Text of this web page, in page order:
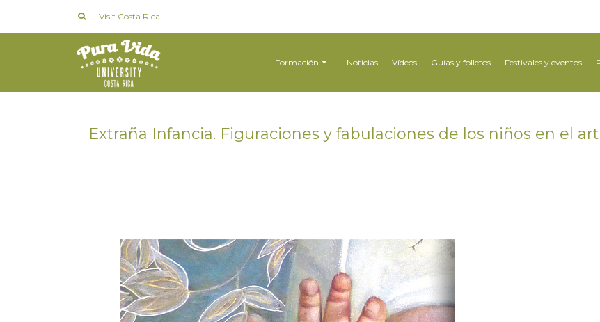
Visit Costa Rica
Formación Noticias Vídeos Guías y folletos Festivales y eventos
Extraña Infancia. Figuraciones y fabulaciones de los niños en el